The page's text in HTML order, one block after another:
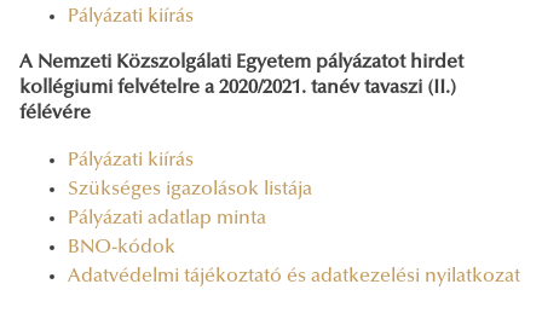
Pályázati kiírás
A Nemzeti Közszolgálati Egyetem pályázatot hirdet
kollégiumi felvételre a 2020/2021. tanév tavaszi (II.)
félévére
Pályázati kiírás
Szükséges igazolások listája
Pályázati adatlap minta
BNO-kódok
Adatvédelmi tájékoztató és adatkezelési nyilatkozat